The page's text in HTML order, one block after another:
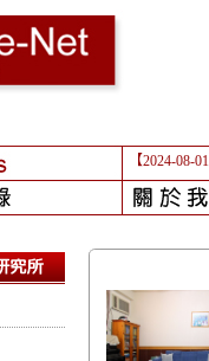
【2024-08-01